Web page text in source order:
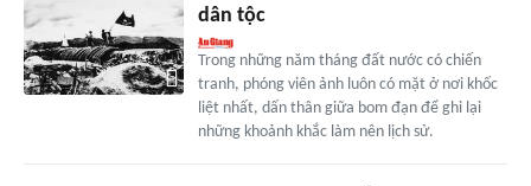
dân tộc
Trong những năm tháng đất nước có chiến
tranh, phóng viên ảnh luôn có mặt ở nơi khốc
liệt nhất, dấn thân giữa bom đạn để ghi lại
những khoảnh khắc làm nên lịch sử.